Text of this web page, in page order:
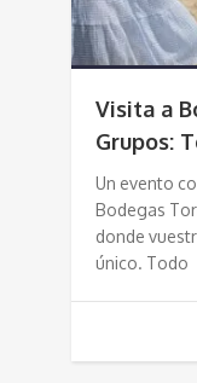
Visita a
Grupos:
Un evento
Bodegas
donde
único. Todo